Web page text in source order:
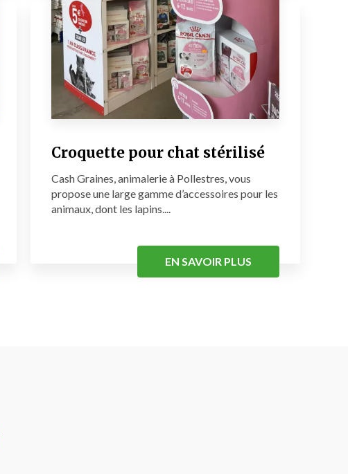
Croquette pour chat stérilisé
Cash Graines, animalerie à Pollestres, vous
propose une large gamme d’accessoires pour les
animaux, dont les lapins....
EN SAVOIR PLUS